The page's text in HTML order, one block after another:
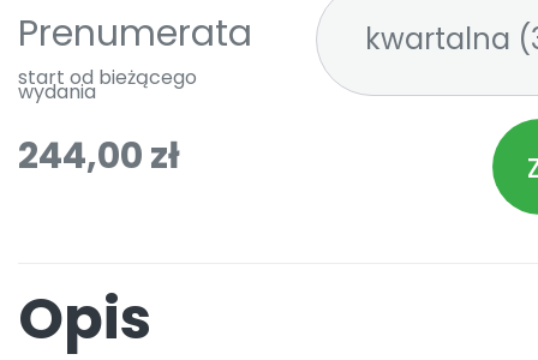
Prenumerata
start od bieżącego
wydania
244,00 zł
Opis